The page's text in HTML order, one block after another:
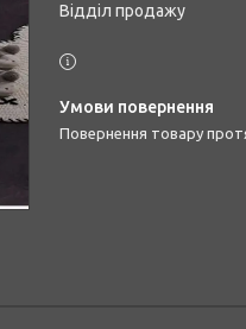
Відділ продажу
повернення товару